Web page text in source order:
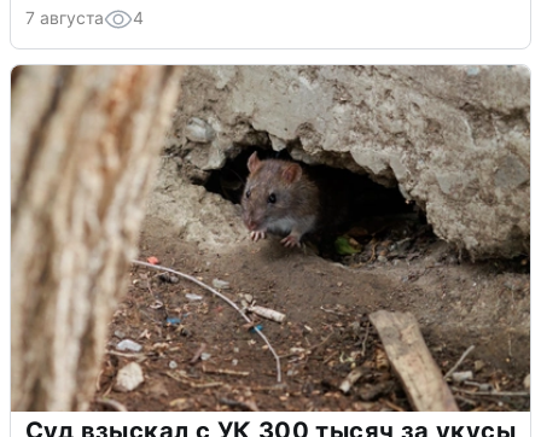
7 августа 4
Суд взыскал с УК 300 тысяч за укусы